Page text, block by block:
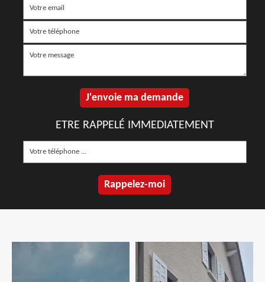
ETRE RAPPELÉ IMMEDIATEMENT